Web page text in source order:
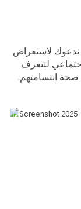
ندعوك لاستعراض
لتتعرف
ابتسامتهم.